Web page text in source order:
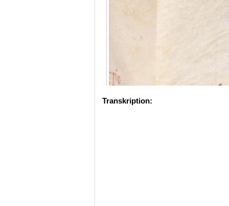
Transkription: